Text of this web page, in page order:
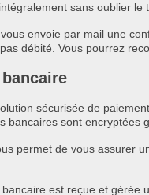
sans oublier le
envoie par mail une
débité. Vous pourrez
sécurisée de
sont encryptées
permet de vous assurer
est reçue et